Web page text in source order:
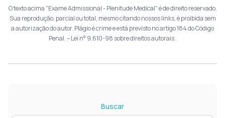
O texto acima "Exame Admissional - Plenitude Medical" é de direito reservado.
Sua reprodução, parcial ou total, mesmo citando nossos links, é proibida sem
a autorização do autor. Plágio é crime e está previsto no artigo 184 do Código
Penal. –Lei n° 9.610-98 sobre direitos autorais.
Buscar